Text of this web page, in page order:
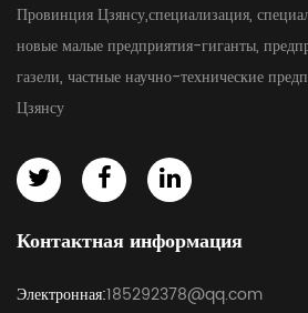
Провинция Цзянсу,специализация,
новые малые предприятия-гиганты,
газели, частные научно-технические
Цзянсу
Контактная информация
Электронная:185292378@qq.com